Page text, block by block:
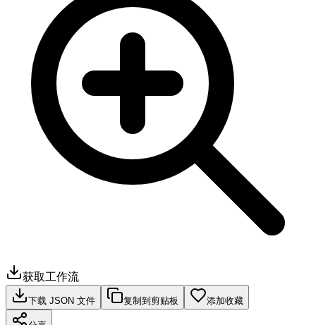
获取工作流
下载 JSON 文件 复制到剪贴板 添加收藏